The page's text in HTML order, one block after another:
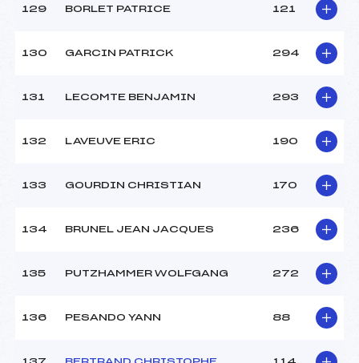
129 BORLET PATRICE 121
130 GARCIN PATRICK 294
131 LECOMTE BENJAMIN 293
132 LAVEUVE ERIC 190
133 GOURDIN CHRISTIAN 170
134 BRUNEL JEAN JACQUES 236
135 PUTZHAMMER WOLFGANG 272
136 PESANDO YANN 88